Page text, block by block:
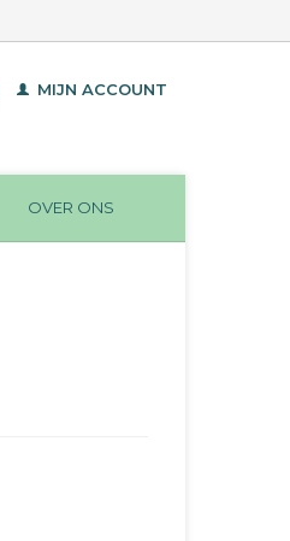
MIJN ACCOUNT
OVER ONS